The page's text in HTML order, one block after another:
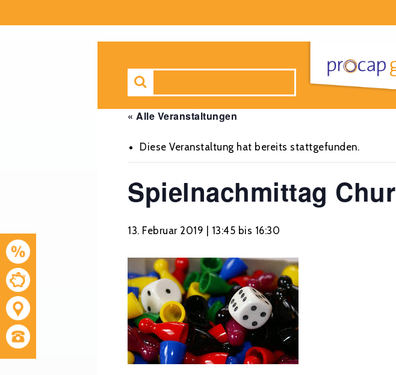
« Alle Veranstaltungen
Diese Veranstaltung hat bereits stattgefunden.
Spielnachmittag Chur
13. Februar 2019 | 13:45 bis 16:30